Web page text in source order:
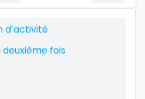
d’activité
deuxième fois